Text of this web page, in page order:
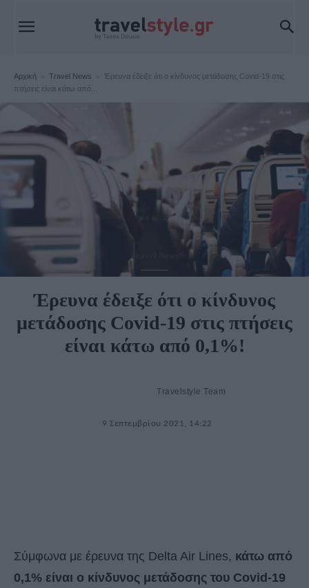
Αρχική Travel News
Έρευνα έδειξε ότι ο κίνδυνος μετάδοσης Covid-19 στις
πτήσεις είναι κάτω από...
Travel News
Έρευνα έδειξε ότι ο κίνδυνος
μετάδοσης Covid-19 στις πτήσεις
είναι κάτω από 0,1%!
Travelstyle Team
9 Σεπτεμβρίου 2021, 14:22
Σύμφωνα με έρευνα της Delta Air Lines, κάτω από
0,1% είναι ο κίνδυνος μετάδοσης του Covid-19